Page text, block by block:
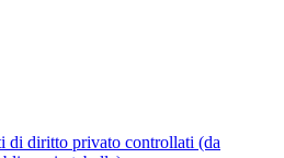
di diritto privato controllati (da